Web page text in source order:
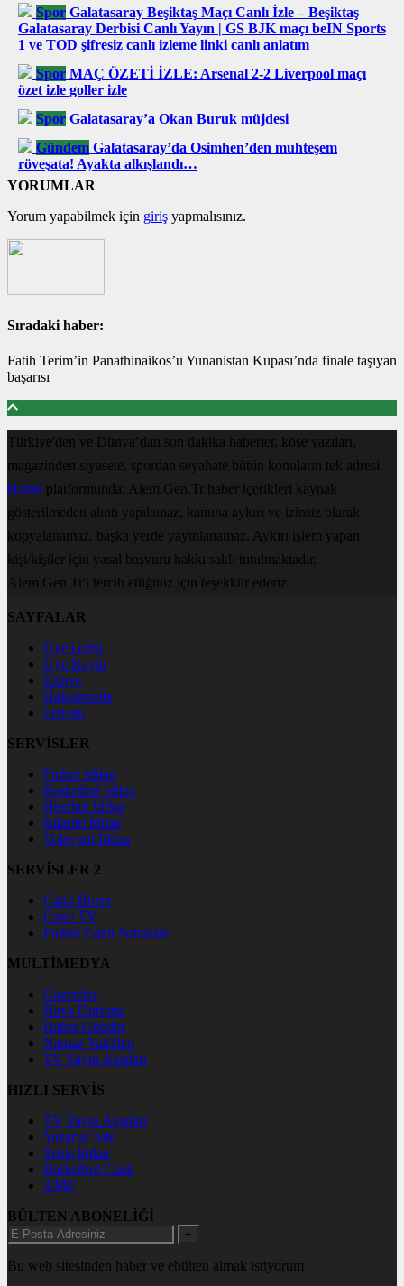
Spor Galatasaray Beşiktaş Maçı Canlı İzle – Beşiktaş
Galatasaray Derbisi Canlı Yayın | GS BJK maçı beIN Sports
1 ve TOD şifresiz canlı izleme linki canlı anlatım
Spor MAÇ ÖZETİ İZLE: Arsenal 2-2 Liverpool maçı
özet izle goller izle
Spor Galatasaray’a Okan Buruk müjdesi
Gündem Galatasaray’da Osimhen’den muhteşem
röveşata! Ayakta alkışlandı…
YORUMLAR
Yorum yapabilmek için giriş yapmalısınız.
Sıradaki haber:
Fatih Terim’in Panathinaikos’u Yunanistan Kupası’nda finale taşıyan
başarısı
Türkiye'den ve Dünya’dan son dakika haberler, köşe yazıları,
magazinden siyasete, spordan seyahate bütün konuların tek adresi
Haberplatformunda; Alem.Gen.Tr haber içerikleri kaynak
gösterilmeden alıntı yapılamaz, kanuna aykırı ve izinsiz olarak
kopyalanamaz, başka yerde yayınlanamaz. Aykırı işlem yapan
kişi/kişiler için yasal başvuru hakkı saklı tutulmaktadır.
Alem.Gen.Tr'i tercih ettiğiniz için teşekkür ederiz.
SAYFALAR
Üye Girişi
Üye Kaydı
Künye
Hakkımızda
İletişim
SERVİSLER
Futbol İddaa
Basketbol İddaa
Hentbol İddaa
Bilardo İddaa
Voleybol İddaa
SERVİSLER 2
Canlı Borsa
Canlı TV
Futbol Canlı Sonuçlar
MULTİMEDYA
Gazeteler
Hava Durumu
Haber Gönder
Namaz Vakitleri
TV Yayın Akışları
HIZLI SERVİS
TV Yayın Akışları
Yazarlar Site
Tenis İddaa
Basketbol Canlı
AMP
BÜLTEN ABONELİĞİ
+
Bu web sitesinden haber ve ebülten almak istiyorum